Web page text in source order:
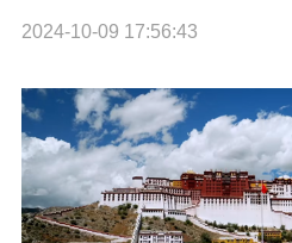
2024-10-09 17:56:43